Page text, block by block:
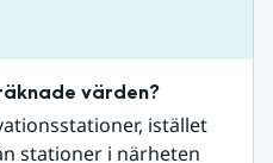
värden?
istället
stationer i närheten